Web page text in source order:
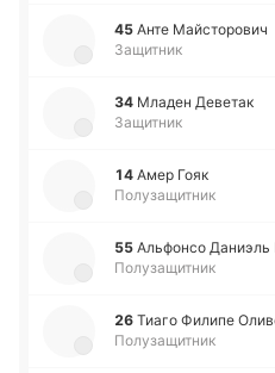
45 Анте Май­сто­ро­вич
Защитник
34 Младен Де­ве­так
Защитник
14 Амер Гояк
Полузащитник
55 Альфо­нсо Да­ниэль
Полузащитник
26 Тиаго Филипе
Полузащитник